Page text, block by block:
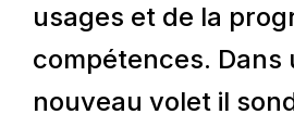
usages et de la
compétences. Dans
nouveau volet il